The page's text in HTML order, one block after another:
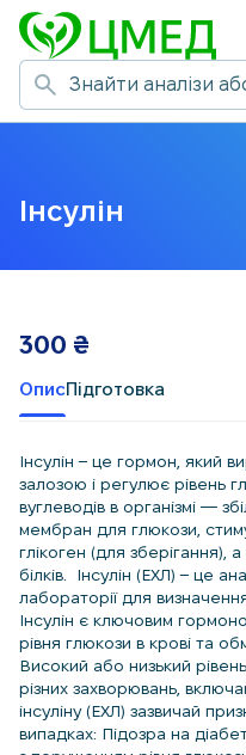
Інсулін
ОписПідготовка
Інсулін – це гормон, який
залозою і регулює рівень
вуглеводів в організмі —
мембран для глюкози,
глікоген (для зберігання),
білків. Інсулін (ЕХЛ) – це
лабораторії для визначення
Інсулін є ключовим
рівня глюкози в крові та
Високий або низький
різних захворювань,
інсуліну (ЕХЛ) зазвичай
випадках: Підозра на
300 ₴